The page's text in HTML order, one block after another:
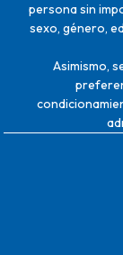
persona sin
sexo, género,
Asimismo,